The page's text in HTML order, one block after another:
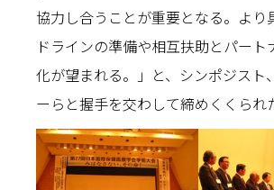
協力し合うことが重要となる。より
ドラインの準備や相互扶助とパート
化が望まれる。」と、シンポジスト
ーらと握手を交わして締めくくられ